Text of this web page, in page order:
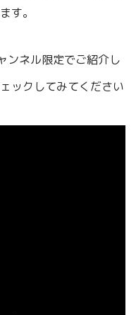
す。
ンネル限定でご紹介し
ックしてみてください